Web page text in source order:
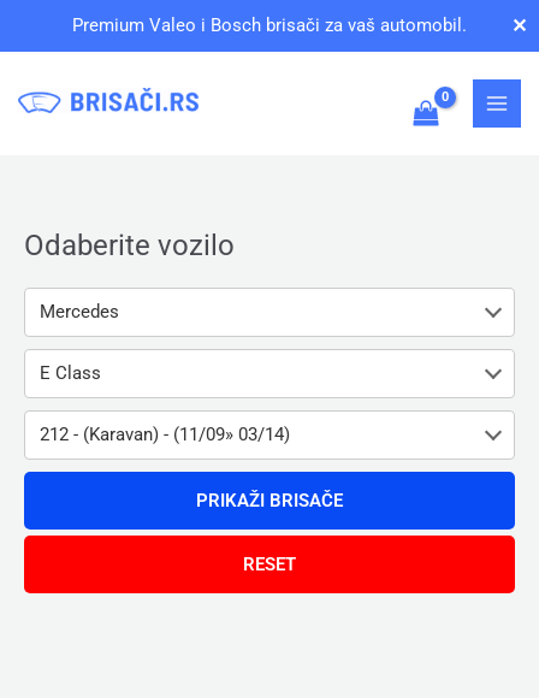
Premium Valeo i Bosch brisači za vaš automobil. ✕
Odaberite vozilo
Mercedes
E Class
212 - (Karavan) - (11/09» 03/14)